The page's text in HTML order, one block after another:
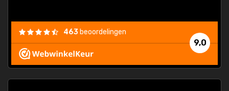
9,0
463 beoordelingen